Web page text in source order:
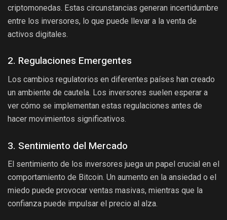
criptomonedas. Estas circunstancias generan incertidumbre
entre los inversores, lo que puede llevar a la venta de
activos digitales.
2. Regulaciones Emergentes
Los cambios regulatorios en diferentes países han creado
un ambiente de cautela. Los inversores suelen esperar a
ver cómo se implementan estas regulaciones antes de
hacer movimientos significativos.
3. Sentimiento del Mercado
El sentimiento de los inversores juega un papel crucial en el
comportamiento de Bitcoin. Un aumento en la ansiedad o el
miedo puede provocar ventas masivas, mientras que la
confianza puede impulsar el precio al alza.